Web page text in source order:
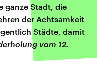
ganze Stadt, die
der Achtsamkeit
Städte, damit
vom 12.